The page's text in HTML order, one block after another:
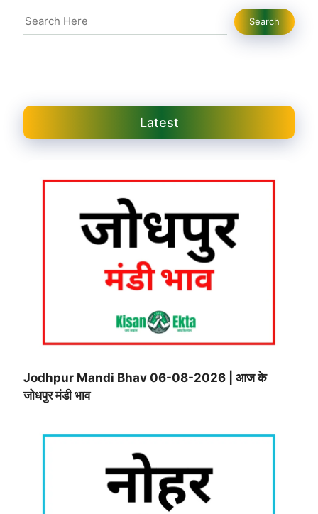
Search Search
Latest
Jodhpur Mandi Bhav 06-08-2026 | आज के
जोधपुर मंडी भाव